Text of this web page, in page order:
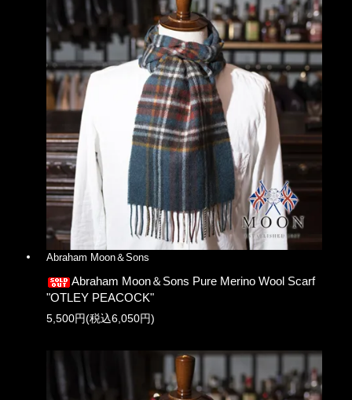
Abraham Moon＆Sons
Abraham Moon＆Sons Pure Merino Wool Scarf
"OTLEY PEACOCK"
5,500円(税込6,050円)